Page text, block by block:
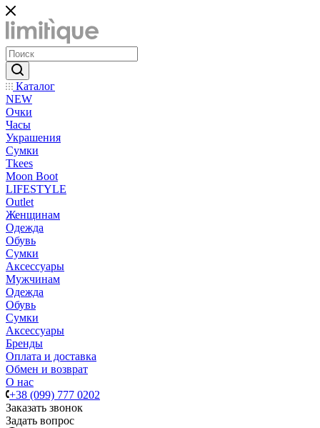
Каталог
NEW
Очки
Часы
Украшения
Сумки
Tkees
Moon Boot
LIFESTYLE
Outlet
Женщинам
Одежда
Обувь
Сумки
Аксессуары
Мужчинам
Одежда
Обувь
Сумки
Аксессуары
Бренды
Оплата и доставка
Обмен и возврат
О нас
+38 (099) 777 0202
Заказать звонок
Задать вопрос